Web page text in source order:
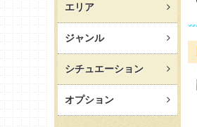
エリア
ジャンル
シチュエーション
オプション